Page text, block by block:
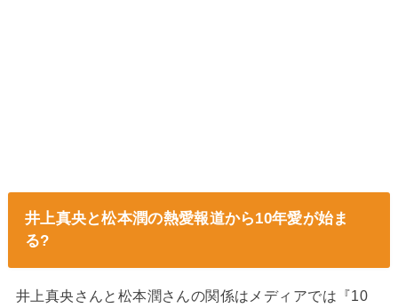
井上真央と松本潤の熱愛報道から10年愛が始ま
る?
井上真央さんと松本潤さんの関係はメディアでは『10